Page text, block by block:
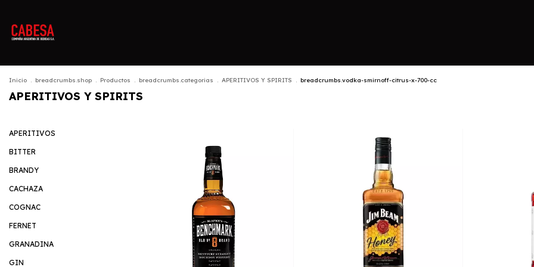
Inicio . breadcrumbs.shop . Productos . breadcrumbs.categorias . APERITIVOS Y SPIRITS . breadcrumbs.vodka-smirnoff-citrus-x-700-cc
APERITIVOS Y SPIRITS
APERITIVOS
BITTER
BRANDY
CACHAZA
COGNAC
FERNET
GRANADINA
GIN